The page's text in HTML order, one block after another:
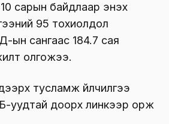
сарын байдлаар энэхүү
95 тохиолдол
ын сангаас 184.7 сая
олгожээ.
тусламж үйлчилгээ
уудтай доорх линкээр орж